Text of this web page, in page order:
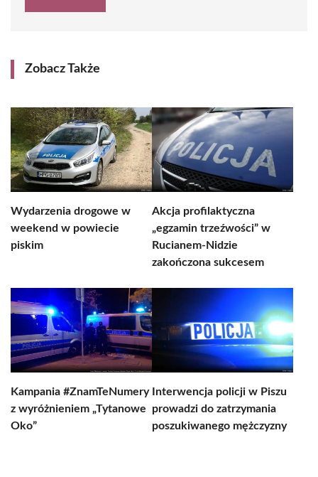
Zobacz Także
Wydarzenia drogowe w
weekend w powiecie
piskim
Akcja profilaktyczna
„egzamin trzeźwości” w
Rucianem-Nidzie
zakończona sukcesem
Kampania #ZnamTeNumery
z wyróżnieniem „Tytanowe
Oko”
Interwencja policji w Piszu
prowadzi do zatrzymania
poszukiwanego mężczyzny